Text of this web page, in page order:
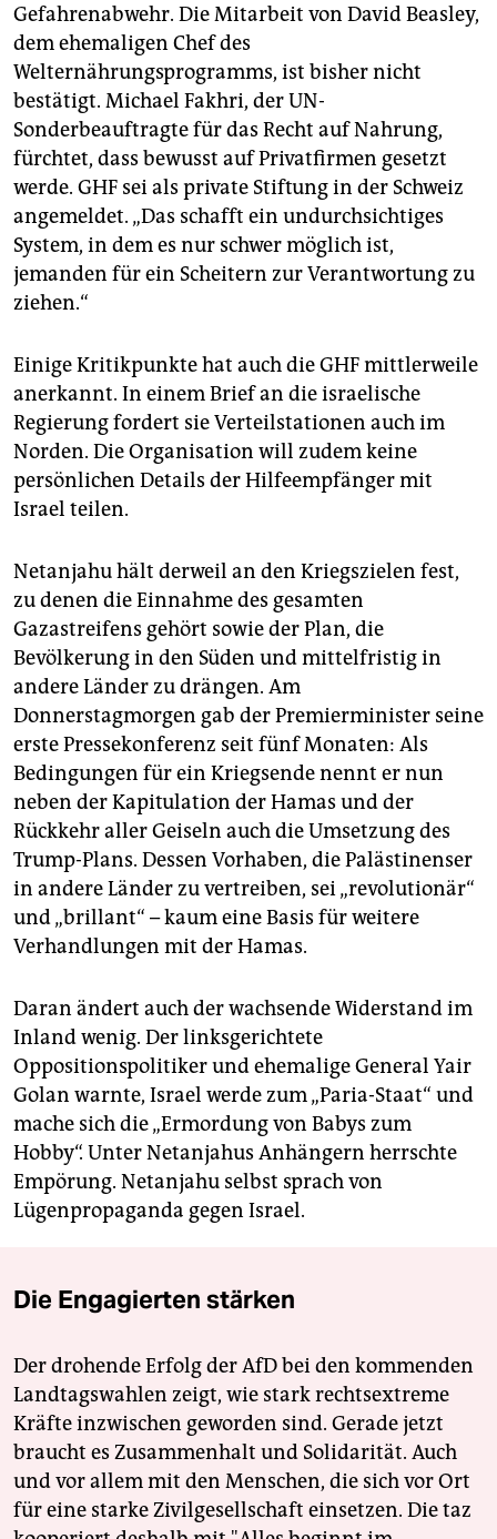
Gefahrenabwehr. Die Mitarbeit von David Beasley,
dem ehemaligen Chef des
Welternährungsprogramms, ist bisher nicht
bestätigt. Michael Fakhri, der UN-
Sonderbeauftragte für das Recht auf Nahrung,
fürchtet, dass bewusst auf Privatfirmen gesetzt
werde. GHF sei als private Stiftung in der Schweiz
angemeldet. „Das schafft ein undurchsichtiges
System, in dem es nur schwer möglich ist,
jemanden für ein Scheitern zur Verantwortung zu
ziehen.“
Einige Kritikpunkte hat auch die GHF mittlerweile
anerkannt. In einem Brief an die israelische
Regierung fordert sie Verteil­stationen auch im
Norden. Die Organisation will zudem keine
persönlichen Details der Hilfeempfänger mit
Israel teilen.
Netanjahu hält derweil an den Kriegszielen fest,
zu denen die Einnahme des gesamten
Gazastreifens gehört sowie der Plan, die
Bevölkerung in den Süden und mittelfristig in
andere Länder zu drängen. Am
Donnerstagmorgen gab der Premierminister seine
erste Pressekonferenz seit fünf Monaten: Als
Bedingungen für ein Kriegsende nennt er nun
neben der Kapitulation der Hamas und der
Rückkehr aller Geiseln auch die Umsetzung des
Trump-Plans. Dessen Vorhaben, die Palästinenser
in andere Länder zu vertreiben, sei „revolutionär“
und „brillant“ – kaum eine Basis für weitere
Verhandlungen mit der Hamas.
Daran ändert auch der wachsende Widerstand im
Inland wenig. Der linksgerichtete
Oppositionspolitiker und ehemalige General Yair
Golan warnte, Israel werde zum „Paria-Staat“ und
mache sich die „Ermordung von Babys zum
Hobby“. Unter Netanjahus Anhängern herrschte
Empörung. Netanjahu selbst sprach von
Lügenpropaganda gegen Israel.
Die Engagierten stärken
Der drohende Erfolg der AfD bei den kommenden
Landtagswahlen zeigt, wie stark rechtsextreme
Kräfte inzwischen geworden sind. Gerade jetzt
braucht es Zusammenhalt und Solidarität. Auch
und vor allem mit den Menschen, die sich vor Ort
für eine starke Zivilgesellschaft einsetzen. Die taz